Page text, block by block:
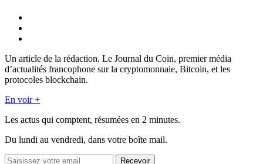
Un article de la rédaction. Le Journal du Coin, premier média
d’actualités francophone sur la cryptomonnaie, Bitcoin, et les
protocoles blockchain.
En voir +
Les actus qui comptent, résumées en 2 minutes.
Du lundi au vendredi, dans votre boîte mail.
Recevoir